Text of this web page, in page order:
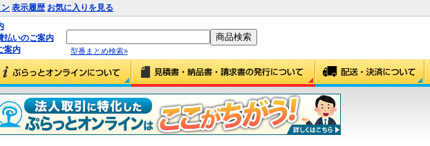
ン 表示履歴 お気に入りを見る
払いのご案内
案内
型番まとめ検索»